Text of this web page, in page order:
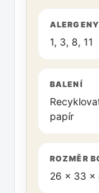
ALERGENY
1, 3, 8, 11
BALENÍ
papír
ROZMĚR
26 × 33 ×